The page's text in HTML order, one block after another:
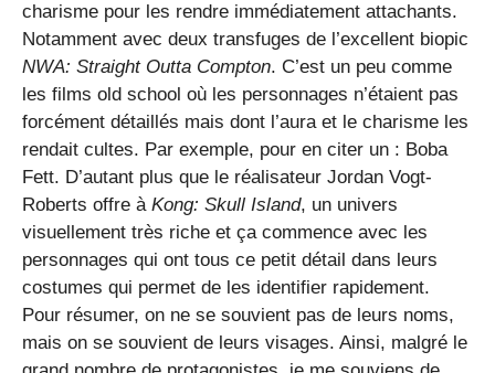
charisme pour les rendre immédiatement attachants.
Notamment avec deux transfuges de l’excellent biopic
NWA: Straight Outta Compton. C’est un peu comme
les films old school où les personnages n’étaient pas
forcément détaillés mais dont l’aura et le charisme les
rendait cultes. Par exemple, pour en citer un : Boba
Fett. D’autant plus que le réalisateur Jordan Vogt-
Roberts offre à Kong: Skull Island, un univers
visuellement très riche et ça commence avec les
personnages qui ont tous ce petit détail dans leurs
costumes qui permet de les identifier rapidement.
Pour résumer, on ne se souvient pas de leurs noms,
mais on se souvient de leurs visages. Ainsi, malgré le